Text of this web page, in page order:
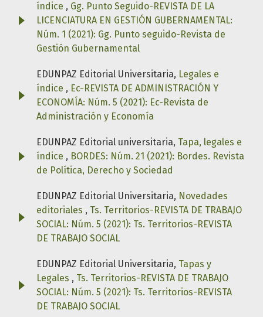
índice , Gg. Punto Seguido-REVISTA DE LA
LICENCIATURA EN GESTIÓN GUBERNAMENTAL:
Núm. 1 (2021): Gg. Punto seguido-Revista de
Gestión Gubernamental
EDUNPAZ Editorial Universitaria, Legales e
índice , Ec-REVISTA DE ADMINISTRACIÓN Y
ECONOMÍA: Núm. 5 (2021): Ec-Revista de
Administración y Economía
EDUNPAZ Editorial universitaria, Tapa, legales e
índice , BORDES: Núm. 21 (2021): Bordes. Revista
de Política, Derecho y Sociedad
EDUNPAZ Editorial Universitaria, Novedades
editoriales , Ts. Territorios-REVISTA DE TRABAJO
SOCIAL: Núm. 5 (2021): Ts. Territorios-REVISTA
DE TRABAJO SOCIAL
EDUNPAZ Editorial Universitaria, Tapas y
Legales , Ts. Territorios-REVISTA DE TRABAJO
SOCIAL: Núm. 5 (2021): Ts. Territorios-REVISTA
DE TRABAJO SOCIAL